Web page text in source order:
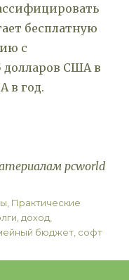
бесплатную
с
долларов США в
в год.
pcworld
Практические
доход
бюджет софт